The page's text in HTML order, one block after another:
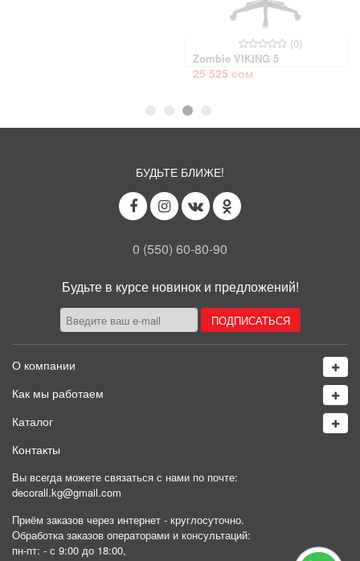
(0)
Компьютерное кресло
BAZUKA
Вы всегда можете связаться с нами по почте:
Приём заказов через интернет - круглосуточно.
Обработка заказов операторами и консультаций: